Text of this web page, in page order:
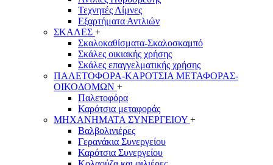
Τεχνητές Λίμνες
Εξαρτήματα Αντλιών
ΣΚΑΛΕΣ +
Σκαλοκαθίσματα-Σκαλοσκαμπό
Σκάλες οικιακής χρήσης
Σκάλες επαγγελματικής χρήσης
ΠΑΛΕΤΟΦΟΡΑ-ΚΑΡΟΤΣΙΑ ΜΕΤΑΦΟΡΑΣ-
ΟΙΚΟΔΟΜΩΝ +
Παλετοφόρα
Καρότσια μεταφοράς
ΜΗΧΑΝΗΜΑΤΑ ΣΥΝΕΡΓΕΙΟΥ +
Βαλβολινιέρες
Γερανάκια Συνεργείου
Καρότσια Συνεργείου